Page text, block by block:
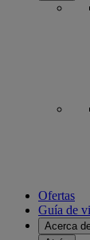
Ofertas
Guía de
Acerca